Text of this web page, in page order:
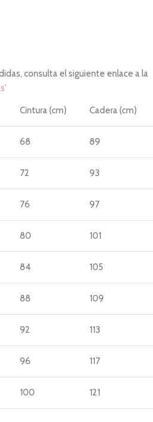
consulta el siguiente enlace a la
Cintura (cm) Cadera (cm)
68 89
72 93
76 97
80 101
84 105
88 109
92 113
96 117
100 121